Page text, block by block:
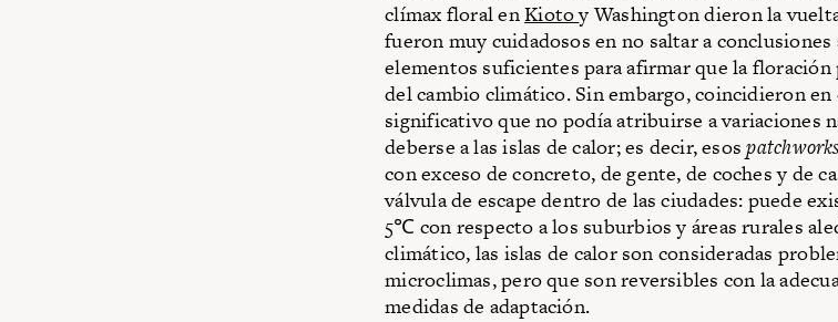
clímax floral enKiotoy Washington dieron la
fueron muy cuidadosos en no saltar a
elementos suficientes para afirmar que la floración
del cambio climático. Sin embargo, coincidieron
significativo que no podía atribuirse a variaciones
deberse a las islas de calor; es decir, esos
con exceso de concreto, de gente, de coches y de
válvula de escape dentro de las ciudades: puede
5℃ con respecto a los suburbios y áreas rurales
climático, las islas de calor son consideradas
microclimas, pero que son reversibles con la
medidas de adaptación.